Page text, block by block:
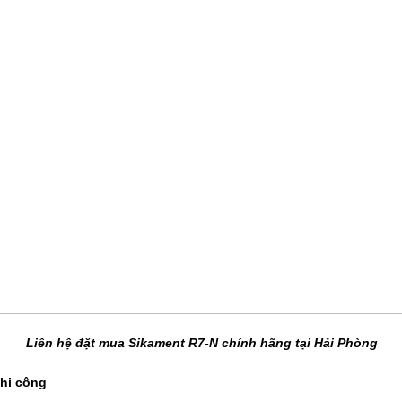
Liên hệ đặt mua Sikament R7-N chính hãng tại Hải Phòng
công